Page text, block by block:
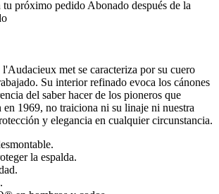
tu próximo pedido Abonado después de la
met se caracteriza por su cuero
Su interior refinado evoca los cánones
del saber hacer de los pioneros que
1969, no traiciona ni su linaje ni nuestra
y elegancia en cualquier circunstancia.
la espalda.